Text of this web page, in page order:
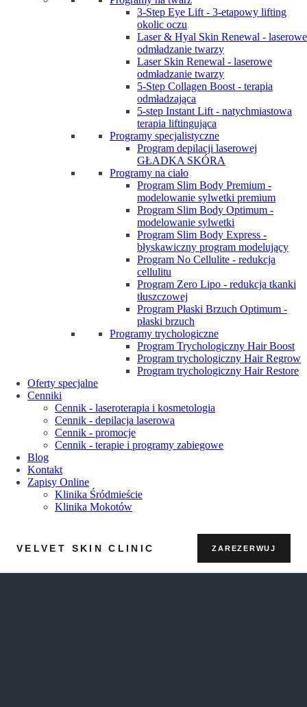
3-Step Eye Lift - 3-etapowy lifting
okolic oczu
Laser & Hyal Skin Renewal - laserowe
odmładzanie twarzy
Laser Skin Renewal - laserowe
odmładzanie twarzy
5-Step Collagen Boost - terapia
odmładzająca
5-step Instant Lift - natychmiastowa
terapia liftingująca
Programy specjalistyczne
Program depilacji laserowej
GŁADKA SKÓRA
Programy na ciało
Program Slim Body Premium -
modelowanie sylwetki premium
Program Slim Body Optimum -
modelowanie sylwetki
Program Slim Body Express -
błyskawiczny program modelujący
Program No Cellulite - redukcja
cellulitu
Program Zero Lipo - redukcja tkanki
tłuszczowej
Program Płaski Brzuch Optimum -
płaski brzuch
Programy trychologiczne
Program Trychologiczny Hair Boost
Program trychologiczny Hair Regrow
Program trychologiczny Hair Restore
Oferty specjalne
Cenniki
Cennik - laseroterapia i kosmetologia
Cennik - depilacja laserowa
Cennik - promocje
Cennik - terapie i programy zabiegowe
Blog
Kontakt
Zapisy Online
Klinika Śródmieście
Klinika Mokotów
VELVET SKIN CLINIC ZAREZERWUJ